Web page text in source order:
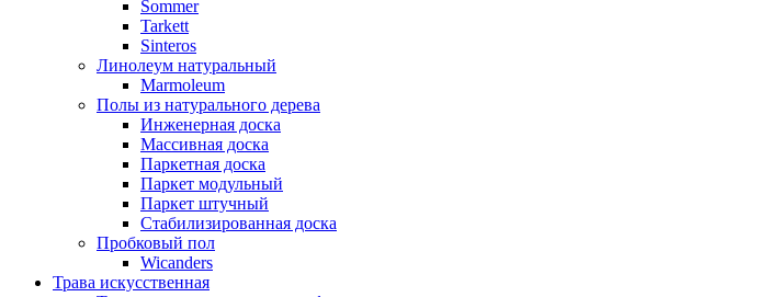
Sommer
Tarkett
Sinteros
Линолеум натуральный
Marmoleum
Полы из натурального дерева
Инженерная доска
Массивная доска
Паркетная доска
Паркет модульный
Паркет штучный
Стабилизированная доска
Пробковый пол
Wicanders
Трава искусственная